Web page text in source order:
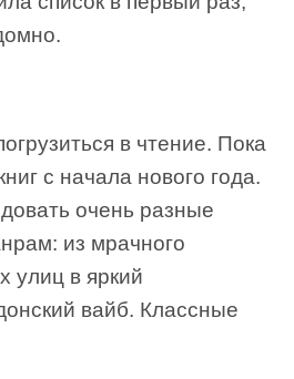
в чтение. Пока
с начала нового года.
очень разные
из мрачного
улиц в яркий
вайб. Классные